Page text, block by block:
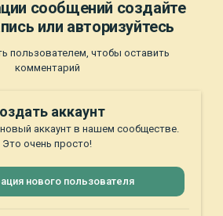
сообщений создайте
или авторизуйтесь
пользователем, чтобы оставить
комментарий
аккаунт
новый аккаунт в нашем сообществе.
Это очень просто!
нового пользователя